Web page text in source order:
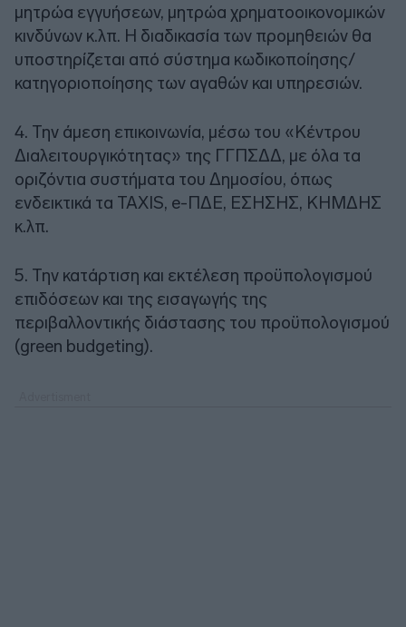
μητρώα εγγυήσεων, μητρώα χρηματοοικονομικών
κινδύνων κ.λπ. H διαδικασία των προμηθειών θα
υποστηρίζεται από σύστημα κωδικοποίησης/
κατηγοριοποίησης των αγαθών και υπηρεσιών.
4. Την άμεση επικοινωνία, μέσω του «Κέντρου
Διαλειτουργικότητας» της ΓΓΠΣΔΔ, με όλα τα
οριζόντια συστήματα του Δημοσίου, όπως
ενδεικτικά τα TAXIS, e-ΠΔΕ, ΕΣΗΣΗΣ, ΚΗΜΔΗΣ
κ.λπ.
5. Την κατάρτιση και εκτέλεση προϋπολογισμού
επιδόσεων και της εισαγωγής της
περιβαλλοντικής διάστασης του προϋπολογισμού
(green budgeting).